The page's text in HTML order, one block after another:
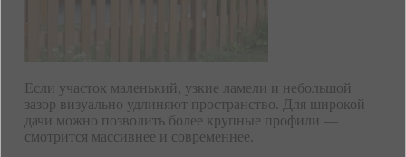
Если участок маленький, узкие ламели и небольшой
зазор визуально удлиняют пространство. Для широкой
дачи можно позволить более крупные профили —
смотрится массивнее и современнее.